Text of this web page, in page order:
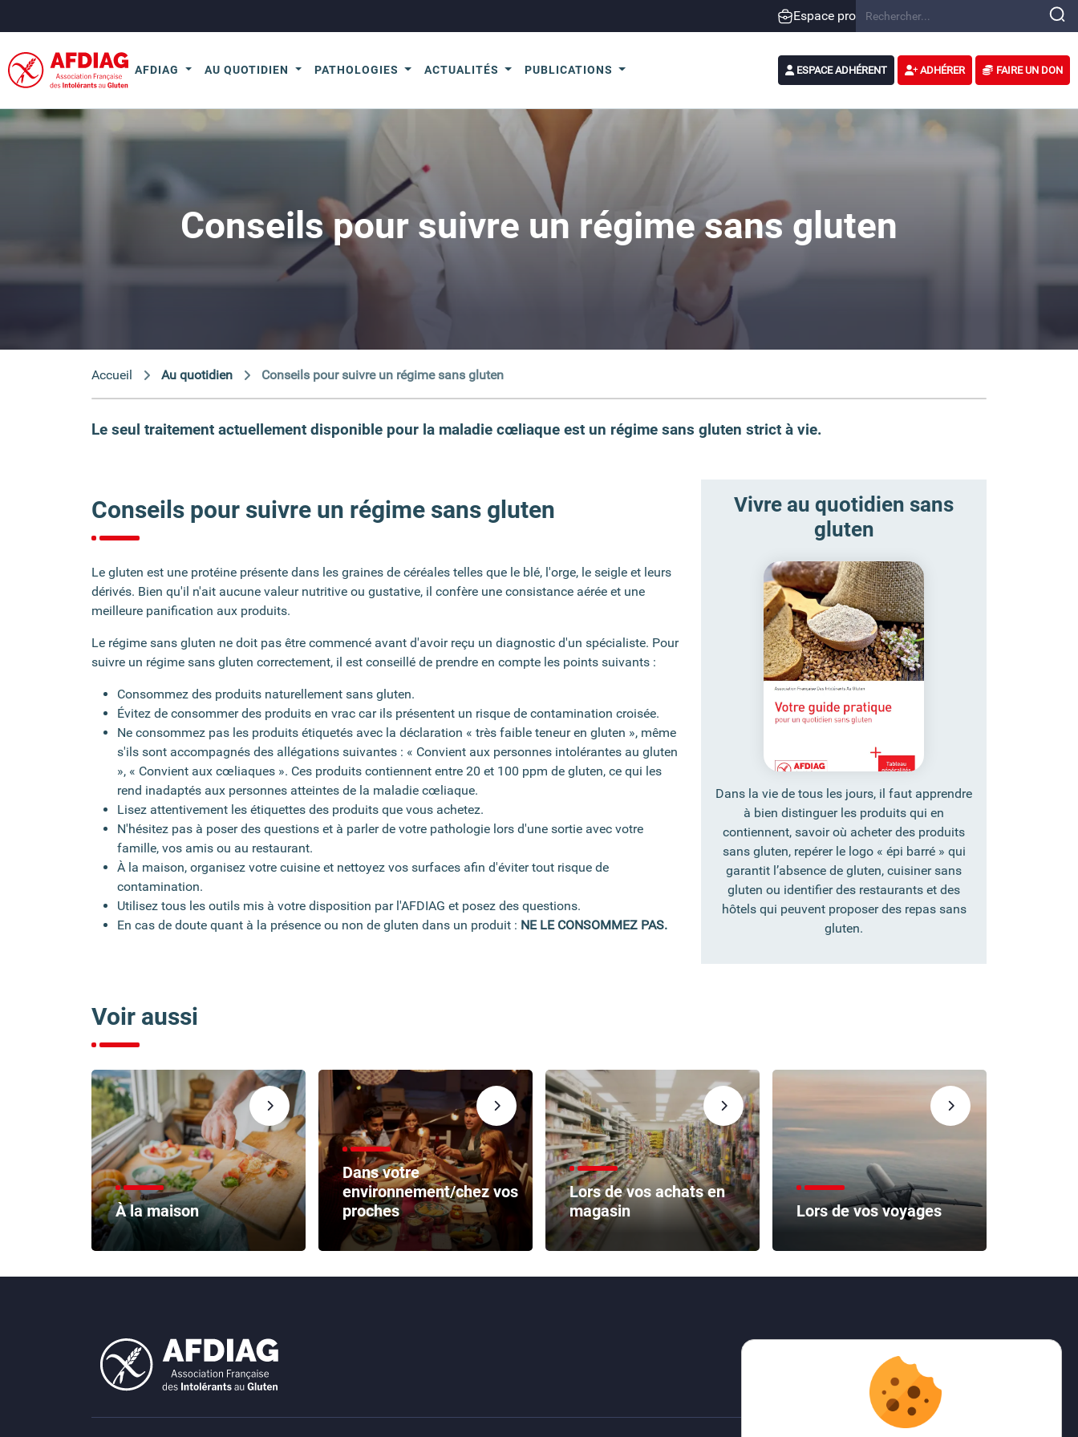
Espace pro
AFDIAG AU QUOTIDIEN PATHOLOGIES ACTUALITÉS PUBLICATIONS ESPACE ADHÉRENT ADHÉRER FAIRE UN DON
Conseils pour suivre un régime sans gluten
Accueil Au quotidien Conseils pour suivre un régime sans gluten
Le seul traitement actuellement disponible pour la maladie cœliaque est un régime sans gluten strict à vie.
Conseils pour suivre un régime sans gluten
Le gluten est une protéine présente dans les graines de céréales telles que le blé, l'orge, le seigle et leurs
dérivés. Bien qu'il n'ait aucune valeur nutritive ou gustative, il confère une consistance aérée et une
meilleure panification aux produits.
Le régime sans gluten ne doit pas être commencé avant d'avoir reçu un diagnostic d'un spécialiste. Pour
suivre un régime sans gluten correctement, il est conseillé de prendre en compte les points suivants :
Consommez des produits naturellement sans gluten.
Évitez de consommer des produits en vrac car ils présentent un risque de contamination croisée.
Ne consommez pas les produits étiquetés avec la déclaration « très faible teneur en gluten », même
s'ils sont accompagnés des allégations suivantes : « Convient aux personnes intolérantes au gluten
», « Convient aux cœliaques ». Ces produits contiennent entre 20 et 100 ppm de gluten, ce qui les
rend inadaptés aux personnes atteintes de la maladie cœliaque.
Lisez attentivement les étiquettes des produits que vous achetez.
N'hésitez pas à poser des questions et à parler de votre pathologie lors d'une sortie avec votre
famille, vos amis ou au restaurant.
À la maison, organisez votre cuisine et nettoyez vos surfaces afin d'éviter tout risque de
contamination.
Utilisez tous les outils mis à votre disposition par l'AFDIAG et posez des questions.
En cas de doute quant à la présence ou non de gluten dans un produit : NE LE CONSOMMEZ PAS.
Vivre au quotidien sans
gluten
Dans la vie de tous les jours, il faut apprendre
à bien distinguer les produits qui en
contiennent, savoir où acheter des produits
sans gluten, repérer le logo « épi barré » qui
garantit l’absence de gluten, cuisiner sans
gluten ou identifier des restaurants et des
hôtels qui peuvent proposer des repas sans
gluten.
Voir aussi
À la maison
Dans votre
environnement/chez vos
proches
Lors de vos achats en
magasin
Lors de vos voyages